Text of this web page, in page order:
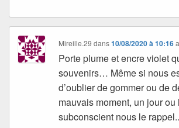
Mireille.29 dans10/08/2020 à 10:16
Porte plume et encre violet
souvenirs… Même si nous
d’oublier de gommer ou de
mauvais moment, un jour ou
subconscient nous le